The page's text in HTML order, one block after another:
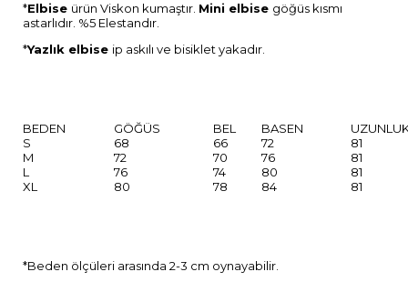
*Elbise ürün Viskon kumaştır. Mini elbise göğüs kısmı
astarlıdır. %5 Elestandır.
*Yazlık elbise ip askılı ve bisiklet yakadır.
BEDEN GÖĞÜS BEL BASEN
S
68 66 72
81
M
72 70 76
81
L
76 74 80
81
XL
80 78 84 81
*Beden ölçüleri arasında 2-3 cm oynayabilir.